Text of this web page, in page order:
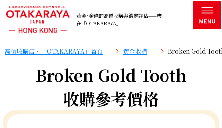
黃金･金條的高價收購與鑑定評估——盡
在「OTAKARAYA」
高價收購店・「OTAKARAYA」首頁 黄金收購 Broken Gold
Broken Gold Tooth
收購參考價格